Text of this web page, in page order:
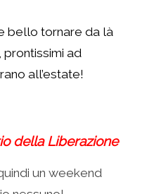
bello tornare da là
ad
all’estate!
della Liberazione
un weekend